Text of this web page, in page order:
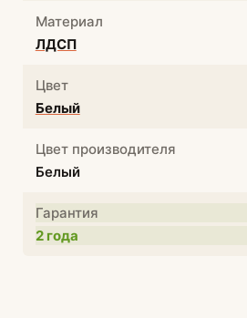
Материал
ЛДСП
Цвет
Белый
Цвет производителя
Белый
Гарантия
2 года